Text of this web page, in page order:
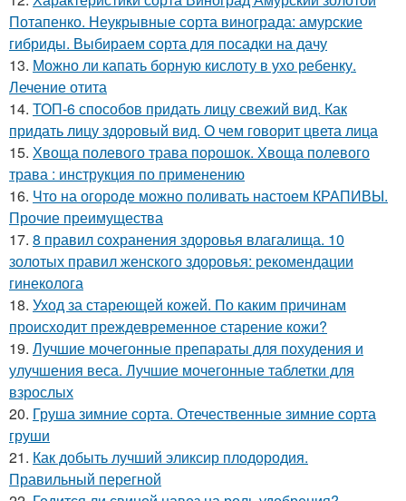
Потапенко. Неукрывные сорта винограда: амурские
гибриды. Выбираем сорта для посадки на дачу
13. Можно ли капать борную кислоту в ухо ребенку.
Лечение отита
14. ТОП-6 способов придать лицу свежий вид. Как
придать лицу здоровый вид. О чем говорит цвета лица
15. Хвоща полевого трава порошок. Хвоща полевого
трава : инструкция по применению
16. Что на огороде можно поливать настоем КРАПИВЫ.
Прочие преимущества
17. 8 правил сохранения здоровья влагалища. 10
золотых правил женского здоровья: рекомендации
гинеколога
18. Уход за стареющей кожей. По каким причинам
происходит преждевременное старение кожи?
19. Лучшие мочегонные препараты для похудения и
улучшения веса. Лучшие мочегонные таблетки для
взрослых
20. Груша зимние сорта. Отечественные зимние сорта
груши
21. Как добыть лучший эликсир плодородия.
Правильный перегной